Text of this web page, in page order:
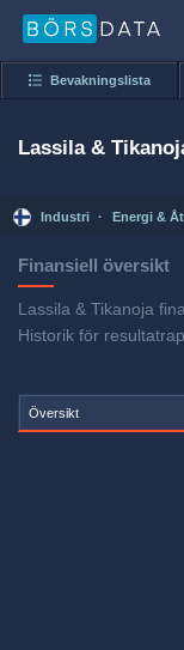
Bevakningslista
Lassila &
Industri · Energi &
Finansiell översikt
Lassila & Tikanoja
Historik för
Översikt